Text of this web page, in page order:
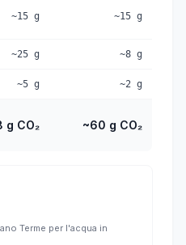
~15 g ~15 g
~25 g ~8 g
~5 g ~2 g
g CO₂ ~60 g CO₂
Terme per l'acqua in